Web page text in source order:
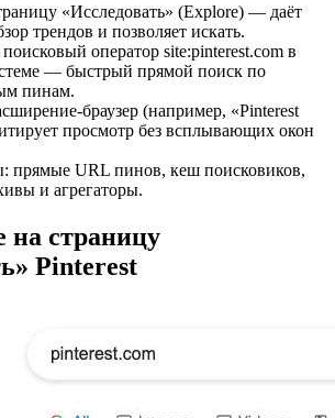
«Исследовать» (Explore) — даёт
трендов и позволяет искать.
оператор site:pinterest.com в
— быстрый прямой поиск по
пинам.
браузер (например, «Pinterest
просмотр без всплывающих окон
прямые URL пинов, кеш поисковиков,
и агрегаторы.
на страницу
Pinterest